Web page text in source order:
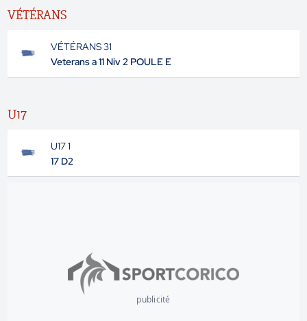
VÉTÉRANS
VÉTÉRANS 31
Veterans a 11 Niv 2 POULE E
U17
U17 1
17 D2
publicité